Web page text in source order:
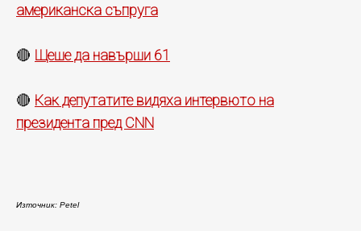
американска съпруга
🔴 Щеше да навърши 61
🔴 Как депутатите видяха интервюто на
президента пред CNN
Източник: Petel